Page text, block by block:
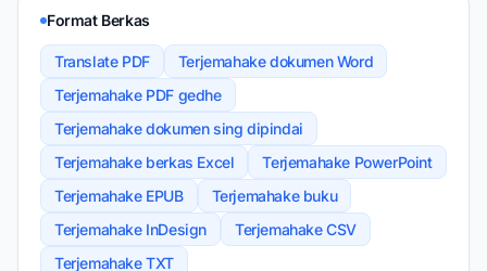
Format Berkas
Translate PDF
Terjemahake dokumen Word
Terjemahake PDF gedhe
Terjemahake dokumen sing dipindai
Terjemahake berkas Excel
Terjemahake PowerPoint
Terjemahake EPUB
Terjemahake buku
Terjemahake InDesign
Terjemahake CSV
Terjemahake TXT